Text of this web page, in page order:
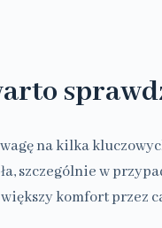
na kilka
szczególnie w
komfort przez